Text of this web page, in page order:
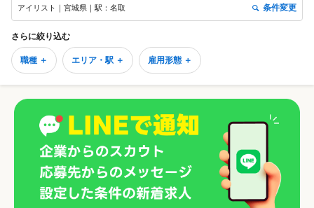
アイリスト｜宮城県｜駅：名取 条件変更
さらに絞り込む
職種 ＋ エリア・駅 ＋ 雇用形態 ＋